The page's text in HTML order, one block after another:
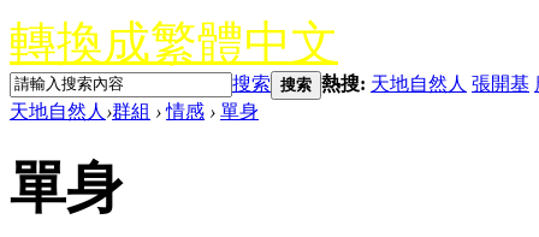
轉換成繁體中文
搜索 搜索 熱搜: 天地自然人 張開基
天地自然人 ›群組 › 情感 › 單身
單身